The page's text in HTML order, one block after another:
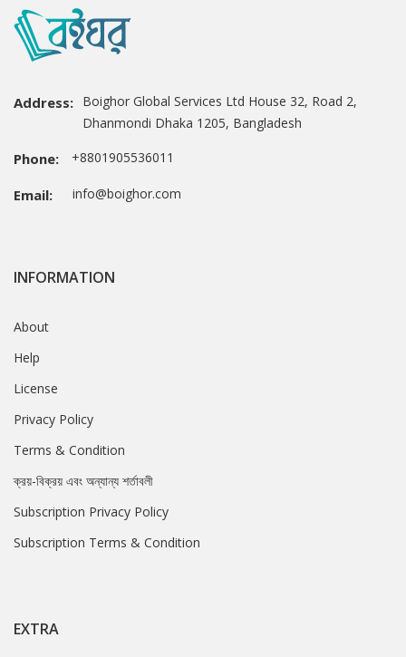
Address: Boighor Global Services Ltd House 32, Road 2,
Dhanmondi Dhaka 1205, Bangladesh
Phone: +8801905536011
Email: info@boighor.com
INFORMATION
About
Help
License
Privacy Policy
Terms & Condition
ক্রয়-বিক্রয় এবং অন্যান্য শর্তাবলী
Subscription Privacy Policy
Subscription Terms & Condition
EXTRA